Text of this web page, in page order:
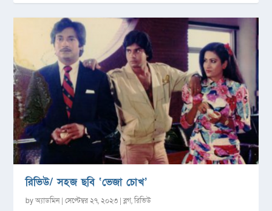
রিভিউ/ সহজ ছবি ‘ভেজা চোখ’
byঅ্যাডমিন|সেপ্টেম্বর ২৭, ২০২৩ |ব্লগ,রিভিউ